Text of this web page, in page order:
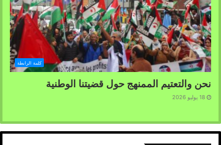
كلمة الرابطة
نحن والتعتيم الممنهج حول قضيتنا الوطنية
18 يوليو 2026